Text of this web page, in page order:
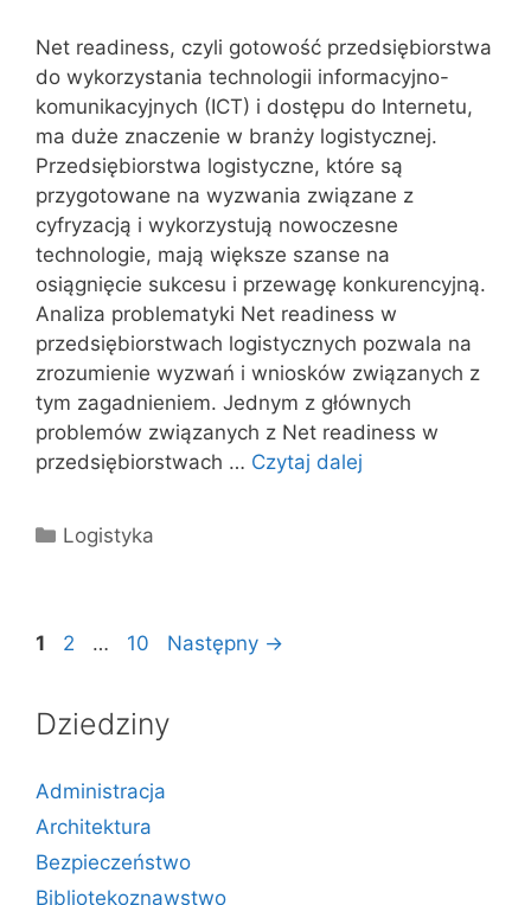
Net readiness, czyli gotowość przedsiębiorstwa
do wykorzystania technologii informacyjno-
komunikacyjnych (ICT) i dostępu do Internetu,
ma duże znaczenie w branży logistycznej.
Przedsiębiorstwa logistyczne, które są
przygotowane na wyzwania związane z
cyfryzacją i wykorzystują nowoczesne
technologie, mają większe szanse na
osiągnięcie sukcesu i przewagę konkurencyjną.
Analiza problematyki Net readiness w
przedsiębiorstwach logistycznych pozwala na
zrozumienie wyzwań i wniosków związanych z
tym zagadnieniem. Jednym z głównych
problemów związanych z Net readiness w
przedsiębiorstwach … Czytaj dalej
Kategorie
Logistyka
Strona
1 Strona
2 … Strona
10 Następny →
Dziedziny
Administracja
Architektura
Bezpieczeństwo
Bibliotekoznawstwo